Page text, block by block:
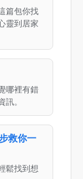
篇包你找
靈到居家
哪裡有錯
訊。
救你一
鬆找到想